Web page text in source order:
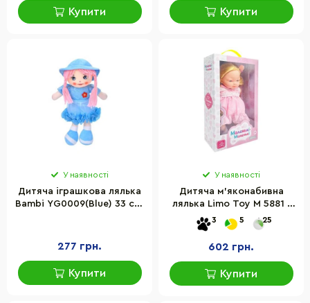
Купити Купити
У наявності
Дитяча іграшкова лялька
Bambi YG0009(Blue) 33 см,
277 грн.
Купити
У наявності
Дитяча м'яконабивна
лялька Limo Toy M 5881 I
UA(Pink) 33 см, музичні
ефекти
3 5 25
602 грн.
Купити